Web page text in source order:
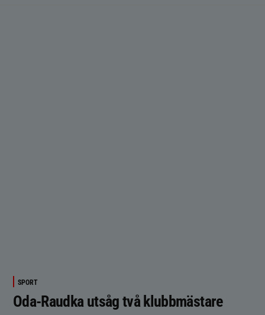
SPORT
Oda-Raudka utsåg två klubbmästare